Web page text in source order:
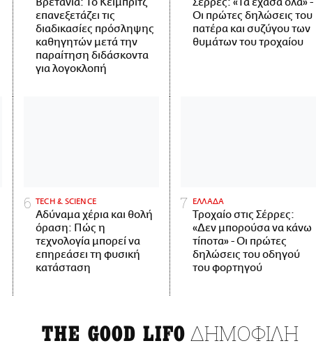
Βρετανία: Το Κέιμπριτζ
επανεξετάζει τις
διαδικασίες πρόσληψης
καθηγητών μετά την
παραίτηση διδάσκοντα
για λογοκλοπή
Σέρρες: «Τα έχασα όλα» -
Οι πρώτες δηλώσεις του
πατέρα και συζύγου των
θυμάτων του τροχαίου
ΤECH & SCIENCE
Αδύναμα χέρια και θολή
όραση: Πώς η
τεχνολογία μπορεί να
επηρεάσει τη φυσική
κατάσταση
ΕΛΛΑΔΑ
Τροχαίο στις Σέρρες:
«Δεν μπορούσα να κάνω
τίποτα» - Οι πρώτες
δηλώσεις του οδηγού
του φορτηγού
THE GOOD LIFO ΔΗΜΟΦΙΛΗ